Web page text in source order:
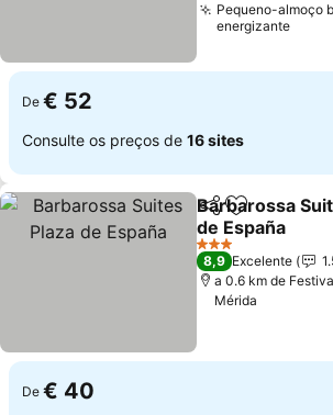
Pequeno-almoço
energizante
De € 52
Consulte os preços de 16 sites
PartilharAdicionar
Barbarossa
de España
Ver preços
3 Estrelas
8,9 Excelente
a 0.6 km de
Mérida
De € 40